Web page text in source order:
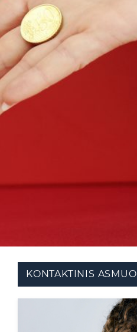
KONTAKTINIS ASMUO